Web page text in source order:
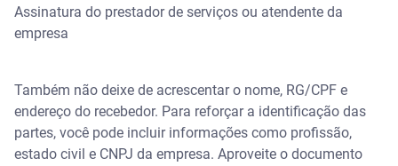
Assinatura do prestador de serviços ou atendente da
empresa
Também não deixe de acrescentar o nome, RG/CPF e
endereço do recebedor. Para reforçar a identificação das
partes, você pode incluir informações como profissão,
estado civil e CNPJ da empresa. Aproveite o documento